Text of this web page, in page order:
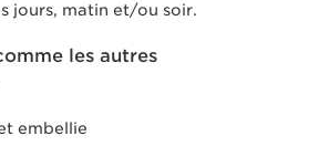
jours, matin et/ou soir.
les autres
embellie